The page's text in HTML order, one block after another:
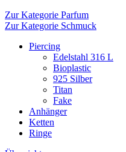
Zur Kategorie Parfum
Zur Kategorie Schmuck
Piercing
Edelstahl 316 L
Bioplastic
925 Silber
Titan
Fake
Anhänger
Ketten
Ringe